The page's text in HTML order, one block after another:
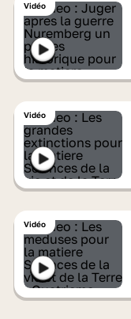
Vidéo
Vidéo
Vidéo